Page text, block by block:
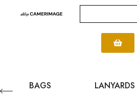
BAGS LANYARDS